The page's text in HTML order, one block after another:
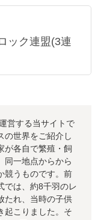
ック連盟(3連
営する当サイトで
の世界をご紹介し
が各自で繁殖・飼
同一地点からから
競うものです。前
では、約8千羽のレ
たれ、当時の子供
起こりました。そ